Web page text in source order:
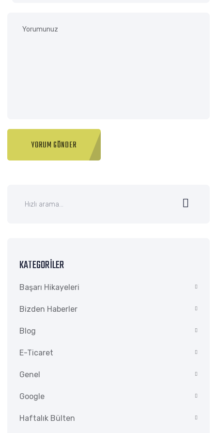
KATEGORILER
Başarı Hikayeleri
Bizden Haberler
Blog
E-Ticaret
Genel
Google
Haftalık Bülten